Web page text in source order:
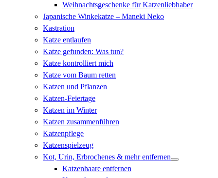
Weihnachtsgeschenke für Katzenliebhaber
Japanische Winkekatze – Maneki Neko
Kastration
Katze entlaufen
Katze gefunden: Was tun?
Katze kontrolliert mich
Katze vom Baum retten
Katzen und Pflanzen
Katzen-Feiertage
Katzen im Winter
Katzen zusammenführen
Katzenpflege
Katzenspielzeug
Kot, Urin, Erbrochenes & mehr entfernen
Katzenhaare entfernen